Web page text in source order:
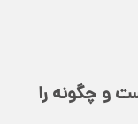
و چگونه را